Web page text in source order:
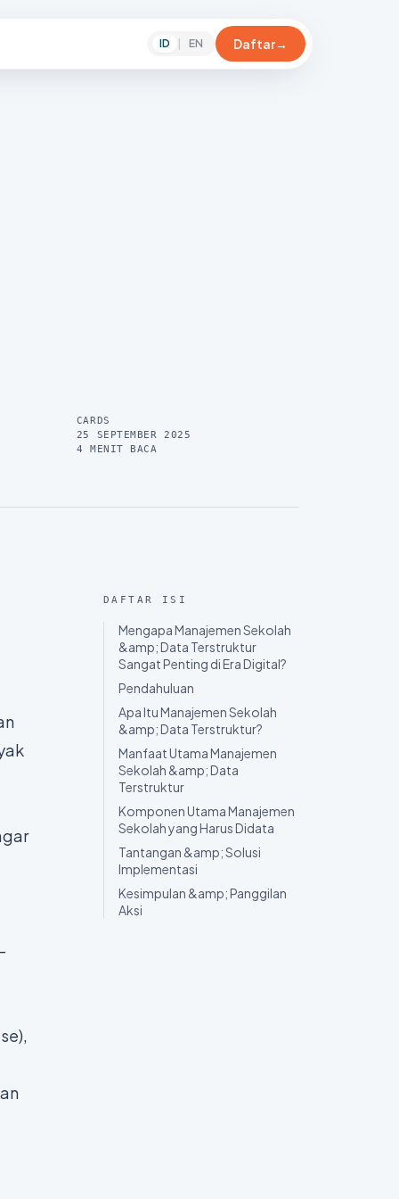
ID EN Daftar→
CARDS
25 SEPTEMBER 2025
4
MENIT BACA
DAFTAR ISI
Mengapa Manajemen Sekolah
&amp; Data Terstruktur
Sangat Penting di Era Digital?
Pendahuluan
Apa Itu Manajemen Sekolah
&amp; Data Terstruktur?
Manfaat Utama Manajemen
Sekolah &amp; Data
Terstruktur
Komponen Utama Manajemen
Sekolah yang Harus Didata
Tantangan &amp; Solusi
Implementasi
Kesimpulan &amp; Panggilan
Aksi